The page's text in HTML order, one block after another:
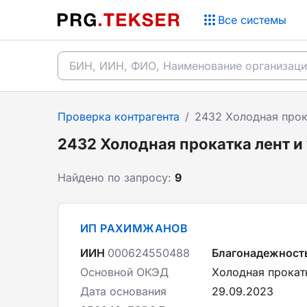
Все системы
Проверка контрагента / 2432 Холодная
2432 Холодная прокатка лент и
Найдено по запросу: 9
ИП РАХИМЖАНОВ
ИИН 000624550488
Основной ОКЭД
Холодная
Дата основания
29.09.2023